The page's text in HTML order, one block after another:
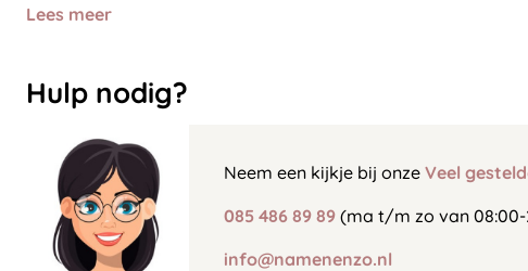
Lees meer
Hulp nodig?
Neem een kijkje bij onze Veel
085 486 89 89 (ma t/m zo van
info@namenenzo.nl